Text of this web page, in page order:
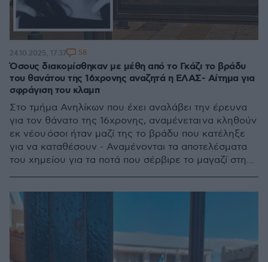
Όσους διακομίσθηκαν με μέθη από το Γκάζι το βράδυ
του θανάτου της 16χρονης αναζητά η ΕΛΑΣ- Αίτημα για
σφράγιση του κλαμπ
Στο τμήμα Ανηλίκων που έχει αναλάβει την έρευνα
για τον θάνατο της 16χρονης, αναμένεται να κληθούν
εκ νέου όσοι ήταν μαζί της το βράδυ που κατέληξε
για να καταθέσουν - Αναμένονται τα αποτελέσματα
του χημείου για τα ποτά που σέρβιρε το μαγαζί στην
24.10.2025, 17:37 58